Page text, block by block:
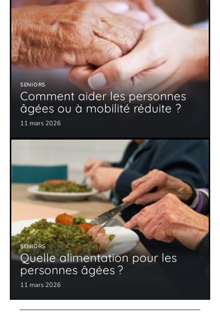
SENIORS
Comment aider les personnes
âgées ou à mobilité réduite ?
11 mars 2026
SENIORS
Quelle alimentation pour les
personnes âgées ?
11 mars 2026